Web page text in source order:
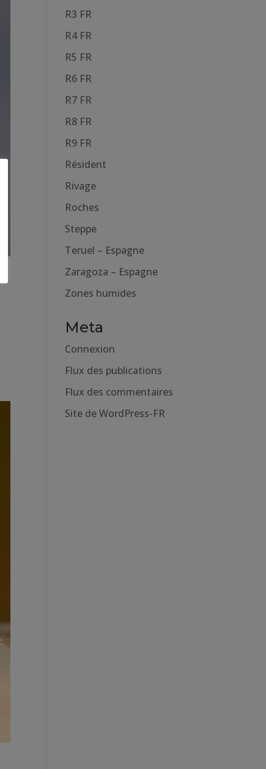
R3 FR
R4 FR
R5 FR
R6 FR
R7 FR
R8 FR
R9 FR
Résident
Rivage
Roches
Steppe
Teruel – Espagne
Zaragoza – Espagne
Zones humides
Meta
Connexion
Flux des publications
Flux des commentaires
Site de WordPress-FR